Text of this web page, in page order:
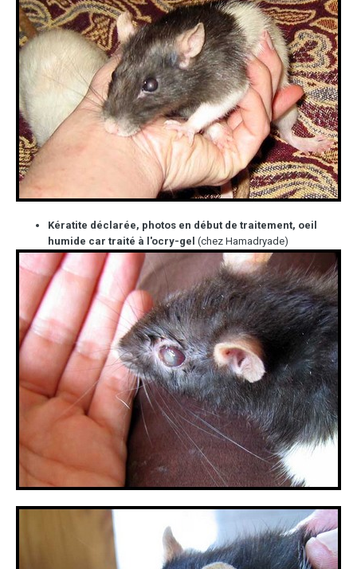
Kératite déclarée, photos en début de traitement, oeil
humide car traité à l'ocry-gel (chez Hamadryade)